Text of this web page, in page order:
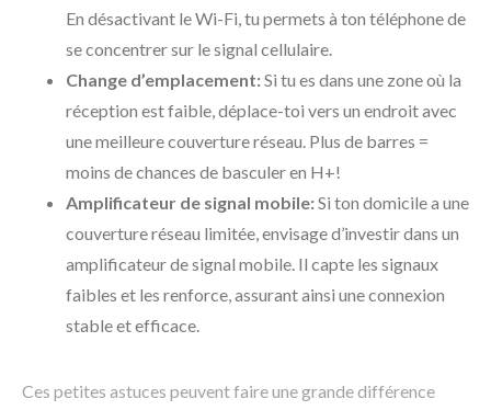
En désactivant le Wi-Fi, tu permets à ton téléphone de
se concentrer sur le signal cellulaire.
Change d’emplacement:Si tu es dans une zone où la
réception est faible, déplace-toi vers un endroit avec
une meilleure couverture réseau. Plus de barres =
moins de chances de basculer en H+!
Amplificateur de signal mobile:Si ton domicile a une
couverture réseau limitée, envisage d’investir dans un
amplificateur de signal mobile. Il capte les signaux
faibles et les renforce, assurant ainsi une connexion
stable et efficace.
Ces petites astuces peuvent faire une grande différence